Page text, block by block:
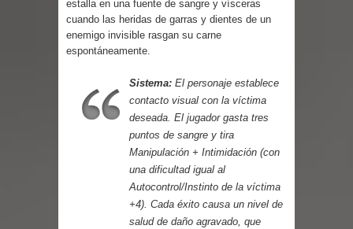
Parte 03: Reflexiones
estalla en una fuente de sangre y vísceras
cuando las heridas de garras y dientes de un
enemigo invisible rasgan su carne
espontáneamente.
Sistema: El personaje establece
contacto visual con la víctima
deseada. El jugador gasta tres
puntos de sangre y tira
Manipulación + Intimidación (con
una dificultad igual al
Autocontrol/Instinto de la víctima
+4). Cada éxito causa un nivel de
salud de daño agravado, que